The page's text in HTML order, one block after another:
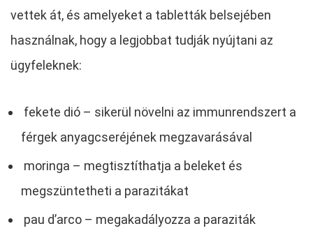
vettek át, és amelyeket a tabletták belsejében
használnak, hogy a legjobbat tudják nyújtani az
ügyfeleknek:
fekete dió – sikerül növelni az immunrendszert a
férgek anyagcseréjének megzavarásával
moringa – megtisztíthatja a beleket és
megszüntetheti a parazitákat
pau d’arco – megakadályozza a paraziták